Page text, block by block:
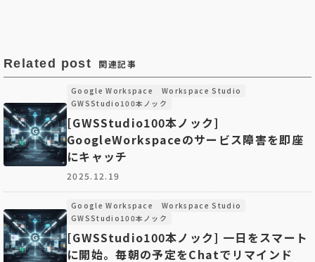
Related post 関連記事
Google Workspace
Workspace Studio
GWSStudio100本ノック
[GWSStudio100本ノック]
GoogleWorkspaceのサービス障害を即座
にキャッチ
2025.12.19
Google Workspace
Workspace Studio
GWSStudio100本ノック
[GWSStudio100本ノック] 一日をスマート
に開始。毎朝の予定をChatでリマインド